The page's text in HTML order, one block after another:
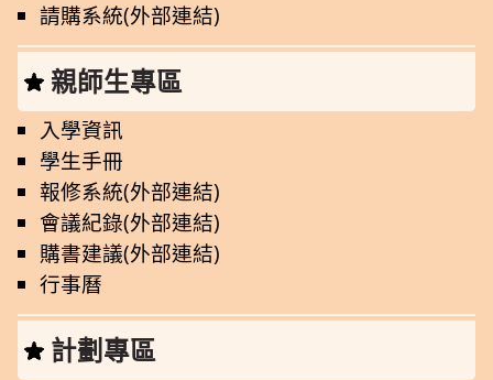
請購系統(外部連結)
親師生專區
入學資訊
學生手冊
報修系統(外部連結)
會議紀錄(外部連結)
購書建議(外部連結)
行事曆
計劃專區